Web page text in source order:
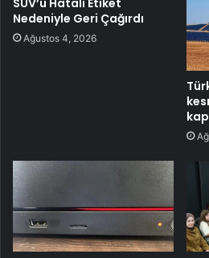
Nedeniyle Geri Çağırdı
Ağustos 4, 2026